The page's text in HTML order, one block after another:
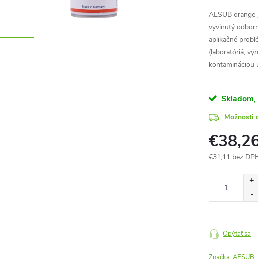
AESUB
vyvinutý
aplikačné
(laboratóriá,
kontamináciou
Skladom
Možnosti
€31,11 bez
Opýtať sa
Značka:AESUB